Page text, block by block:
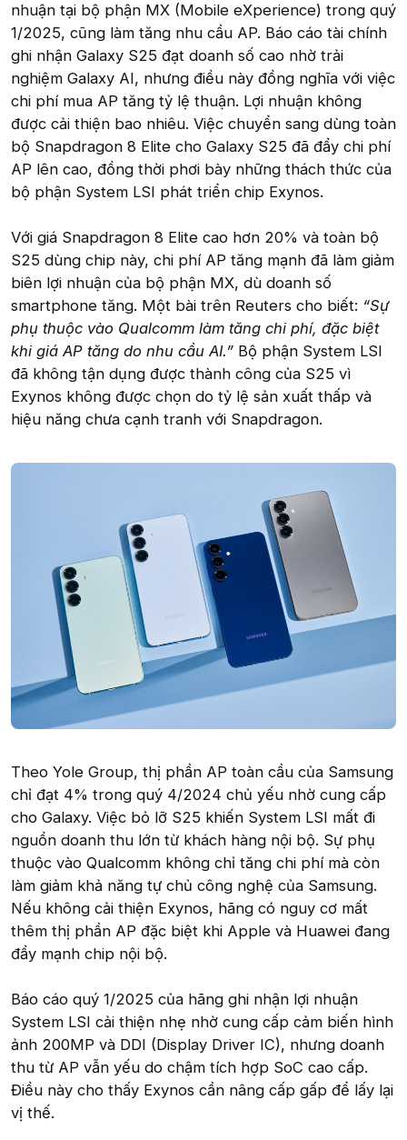
nhuận tại bộ phận MX (Mobile eXperience) trong quý
1/2025, cũng làm tăng nhu cầu AP. Báo cáo tài chính
ghi nhận Galaxy S25 đạt doanh số cao nhờ trải
nghiệm Galaxy AI, nhưng điều này đồng nghĩa với việc
chi phí mua AP tăng tỷ lệ thuận. Lợi nhuận không
được cải thiện bao nhiêu. Việc chuyển sang dùng toàn
bộ Snapdragon 8 Elite cho Galaxy S25 đã đẩy chi phí
AP lên cao, đồng thời phơi bày những thách thức của
bộ phận System LSI phát triển chip Exynos.
Với giá Snapdragon 8 Elite cao hơn 20% và toàn bộ
S25 dùng chip này, chi phí AP tăng mạnh đã làm giảm
biên lợi nhuận của bộ phận MX, dù doanh số
smartphone tăng. Một bài trên Reuters cho biết: “Sự
phụ thuộc vào Qualcomm làm tăng chi phí, đặc biệt
khi giá AP tăng do nhu cầu AI.” Bộ phận System LSI
đã không tận dụng được thành công của S25 vì
Exynos không được chọn do tỷ lệ sản xuất thấp và
hiệu năng chưa cạnh tranh với Snapdragon.
Theo Yole Group, thị phần AP toàn cầu của Samsung
chỉ đạt 4% trong quý 4/2024 chủ yếu nhờ cung cấp
cho Galaxy. Việc bỏ lỡ S25 khiến System LSI mất đi
nguồn doanh thu lớn từ khách hàng nội bộ. Sự phụ
thuộc vào Qualcomm không chỉ tăng chi phí mà còn
làm giảm khả năng tự chủ công nghệ của Samsung.
Nếu không cải thiện Exynos, hãng có nguy cơ mất
thêm thị phần AP đặc biệt khi Apple và Huawei đang
đẩy mạnh chip nội bộ.
Báo cáo quý 1/2025 của hãng ghi nhận lợi nhuận
System LSI cải thiện nhẹ nhờ cung cấp cảm biến hình
ảnh 200MP và DDI (Display Driver IC), nhưng doanh
thu từ AP vẫn yếu do chậm tích hợp SoC cao cấp.
Điều này cho thấy Exynos cần nâng cấp gấp để lấy lại
vị thế.